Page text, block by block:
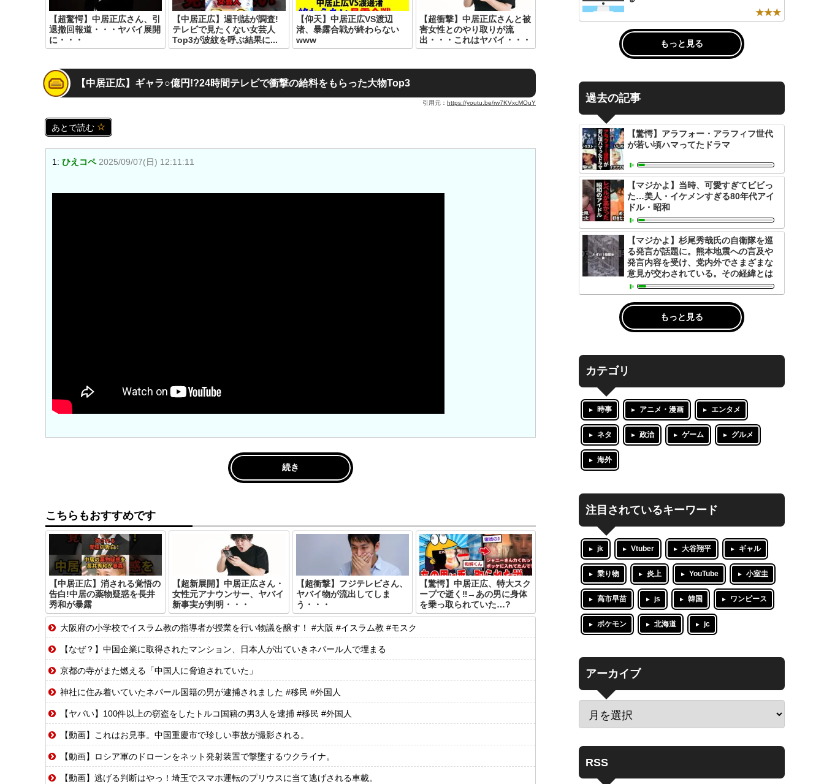
【超驚愕】中居正広さん、引
退撤回報道・・・ヤバイ展開
に・・・
【中居正広】週刊誌が調査!
テレビで見たくない女芸人
Top3が波紋を呼ぶ結果に...
【仰天】中居正広VS渡辺
渚、暴露合戦が終わらない
www
【超衝撃】中居正広さんと被
害女性とのやり取りが流
出・・・これはヤバイ・・・
【中居正広】ギャラ○億円!?24時間テレビで衝撃の給料をもらった大物Top3
引用元： https://youtu.be/rw7KVxcMOuY
あとで読む
1: ひえコペ 2025/09/07(日) 12:11:11
続き
こちらもおすすめです
【中居正広】消される覚悟の
告白!中居の薬物疑惑を長井
秀和が暴露
【超新展開】中居正広さん・
女性元アナウンサー、ヤバイ
新事実が判明・・・
【超衝撃】フジテレビさん、
ヤバイ物が流出してしま
う・・・
【驚愕】中居正広、特大スク
ープで逝く‼→あの男に身体
を乗っ取られていた…?
大阪府の小学校でイスラム教の指導者が授業を行い物議を醸す！ #大阪 #イスラム教 #モスク
【なぜ？】中国企業に取得されたマンション、日本人が出ていきネパール人で埋まる
京都の寺がまた燃える「中国人に脅迫されていた」
神社に住み着いていたネパール国籍の男が逮捕されました #移民 #外国人
【ヤバい】100件以上の窃盗をしたトルコ国籍の男3人を逮捕 #移民 #外国人
【動画】これはお見事。中国重慶市で珍しい事故が撮影される。
【動画】ロシア軍のドローンをネット発射装置で撃墜するウクライナ。
【動画】逃げる判断はやっ！埼玉でスマホ運転のプリウスに当て逃げされる車載。
★★★
もっと見る
過去の記事
【驚愕】アラフォー・アラフィフ世代
が若い頃ハマってたドラマ
【マジかよ】当時、可愛すぎてビビっ
た…美人・イケメンすぎる80年代アイ
ドル・昭和
【マジかよ】杉尾秀哉氏の自衛隊を巡
る発言が話題に。熊本地震への言及や
発言内容を受け、党内外でさまざまな
意見が交わされている。その経緯とは
もっと見る
カテゴリ
時事 アニメ・漫画 エンタメ
ネタ 政治 ゲーム グルメ
海外
注目されているキーワード
jk Vtuber 大谷翔平 ギャル
乗り物 炎上 YouTube 小室圭
高市早苗 js 韓国 ワンピース
ポケモン 北海道 jc
アーカイブ
RSS